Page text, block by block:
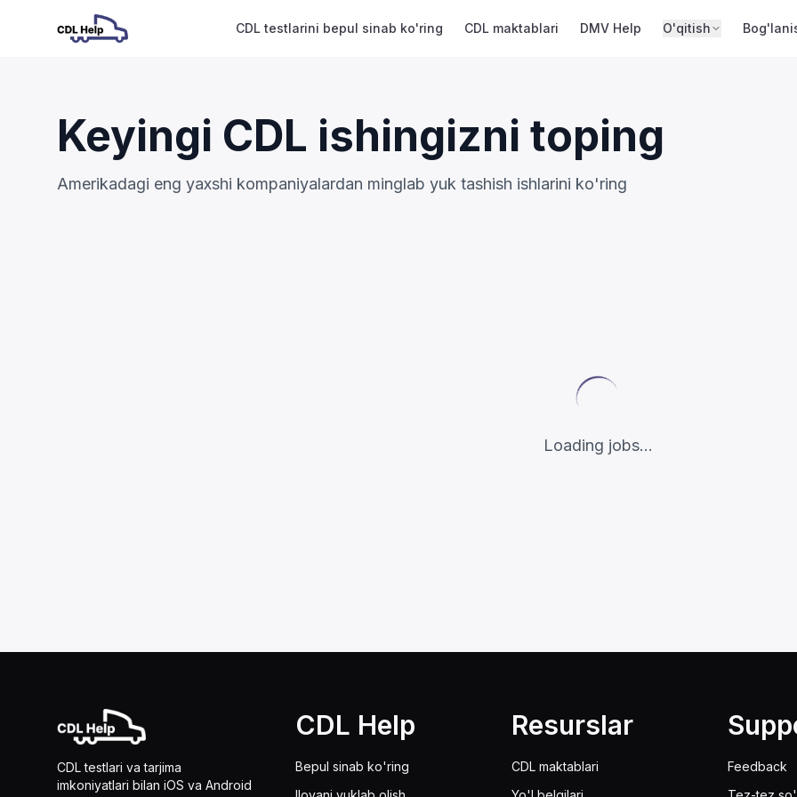
CDL testlarini bepul sinab ko'ring CDL maktablari DMV Help O'qitish
Keyingi CDL ishingizni toping
Amerikadagi eng yaxshi kompaniyalardan minglab yuk tashish ishlarini ko'ring
Loading jobs...
CDL testlari va tarjima
imkoniyatlari bilan iOS va Android
CDL Help
Bepul sinab ko'ring
Resurslar
CDL maktablari
Feedback